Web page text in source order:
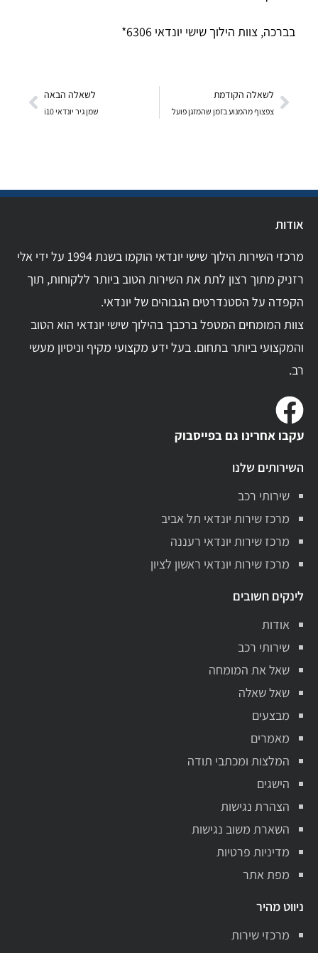
בברכה, צוות הילוך שישי יונדאי 6306*
לשאלה הקודמת
צפצוף מהמנוע בזמן שהמזגן פועל
לשאלה הבאה
שמן גיר יונדאי i10
אודות
מרכזי השירות הילוך שישי יונדאי הוקמו בשנת 1994 על ידי אלי
רזניק מתוך רצון לתת את השירות הטוב ביותר ללקוחות, תוך
הקפדה על הסטנדרטים הגבוהים של יונדאי.
צוות המומחים המטפל ברכבך בהילוך שישי יונדאי הוא הטוב
והמקצועי ביותר בתחום. בעל ידע מקצועי מקיף וניסיון מעשי
רב.
עקבו אחרינו גם בפייסבוק
השירותים שלנו
שירותי רכב
מרכז שירות יונדאי תל אביב
מרכז שירות יונדאי רעננה
מרכז שירות יונדאי ראשון לציון
לינקים חשובים
אודות
שירותי רכב
שאל את המומחה
שאל שאלה
מבצעים
מאמרים
המלצות ומכתבי תודה
הישגים
הצהרת נגישות
השארת משוב נגישות
מדיניות פרטיות
מפת אתר
ניווט מהיר
מרכזי שירות